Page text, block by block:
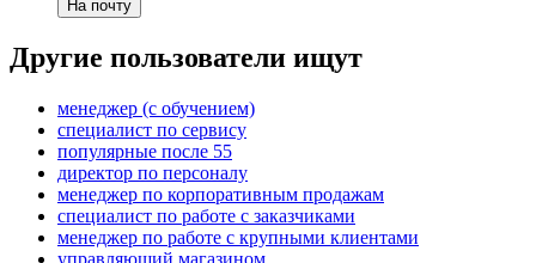
На почту
Другие пользователи ищут
менеджер (с обучением)
специалист по сервису
популярные после 55
директор по персоналу
менеджер по корпоративным продажам
специалист по работе с заказчиками
менеджер по работе с крупными клиентами
управляющий магазином